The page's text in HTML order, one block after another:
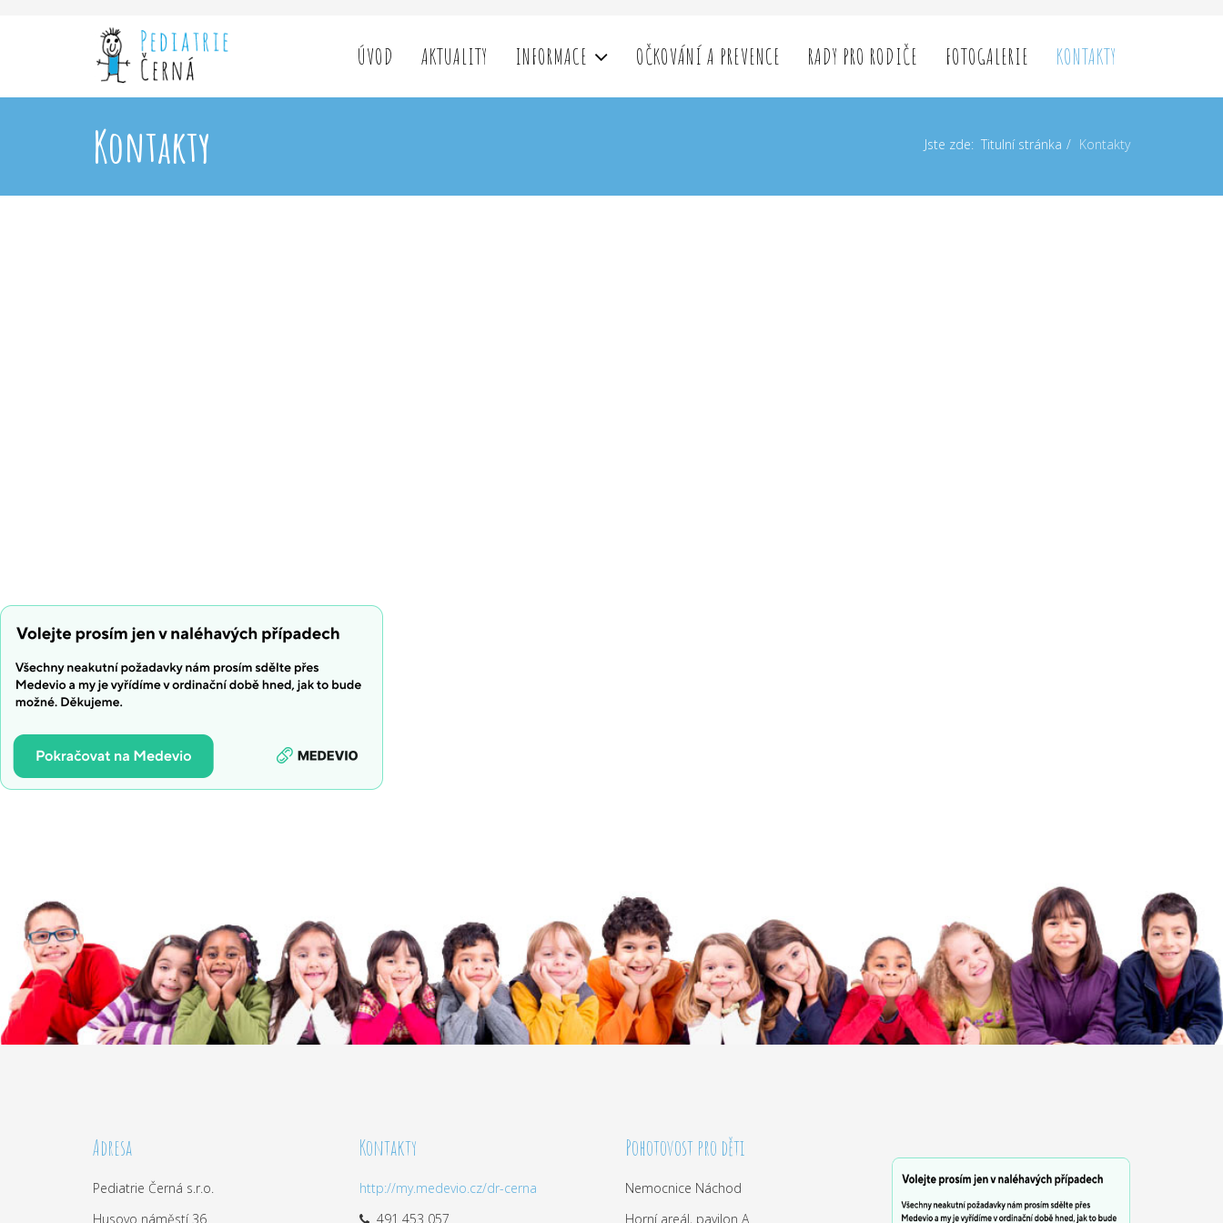
ÚVOD AKTUALITY INFORMACE OČKOVÁNÍ A PREVENCE RADY PRO RODIČE FOTOGALERIE KONTAKTY
Kontakty Jste zde: Titulní stránka Kontakty
Adresa
Pediatrie Černá s.r.o.
Husovo náměstí 36
Kontakty
http://my.medevio.cz/dr-cerna
491 453 057
Pohotovost pro děti
Nemocnice Náchod
Horní areál, pavilon A